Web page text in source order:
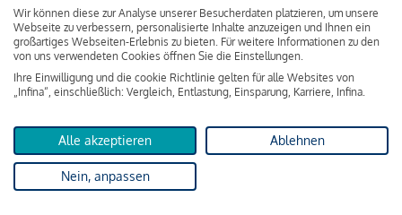
Wir können diese zur Analyse unserer Besucherdaten platzieren, um unsere
Webseite zu verbessern, personalisierte Inhalte anzuzeigen und Ihnen ein
großartiges Webseiten-Erlebnis zu bieten. Für weitere Informationen zu den
von uns verwendeten Cookies öffnen Sie die Einstellungen.
Ihre Einwilligung und die cookie Richtlinie gelten für alle Websites von
„Infina“, einschließlich: Vergleich, Entlastung, Einsparung, Karriere, Infina.
Alle akzeptieren Ablehnen
Nein, anpassen